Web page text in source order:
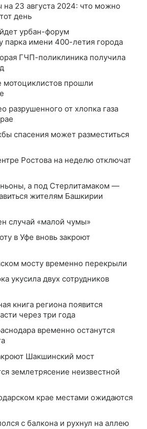
23 августа 2024: что можно
день
урбан-форум
парка имени 400-летия города
ГЧП-поликлиника получила
мотоциклистов прошли
разрушенного от хлопка газа
спасения может разместиться
Ростова на неделю отключат
а под Стерлитамаком —
жителям Башкирии
случай «малой чумы»
в Уфе вновь закроют
мосту временно перекрыли
укусила двух сотрудников
книга региона появится
через три года
временно останутся
Шакшинский мост
землетрясение неизвестной
крае местами ожидаются
с балкона и рухнул на аллею